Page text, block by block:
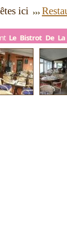
ici
Le Bistrot De La